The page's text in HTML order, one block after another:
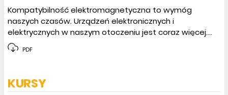
Kompatybilność elektromagnetyczna to wymóg
naszych czasów. Urządzeń elektronicznych i
elektrycznych w naszym otoczeniu jest coraz więcej....
PDF
KURSY